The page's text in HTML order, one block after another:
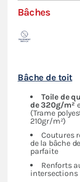
Bâches
Bâche de toit
Toile de
de 320g/m²
(Trame
210gr/m²)
Coutures
de la bâche
parfaite
Renforts
intersections